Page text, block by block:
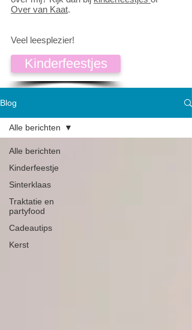
Over van Kaat.
Veel leesplezier!
Kinderfeestjes
Blog
Alle berichten
Kinderfeestje
Sinterklaas
Traktatie en
partyfood
Cadeautips
Kerst
Alle berichten